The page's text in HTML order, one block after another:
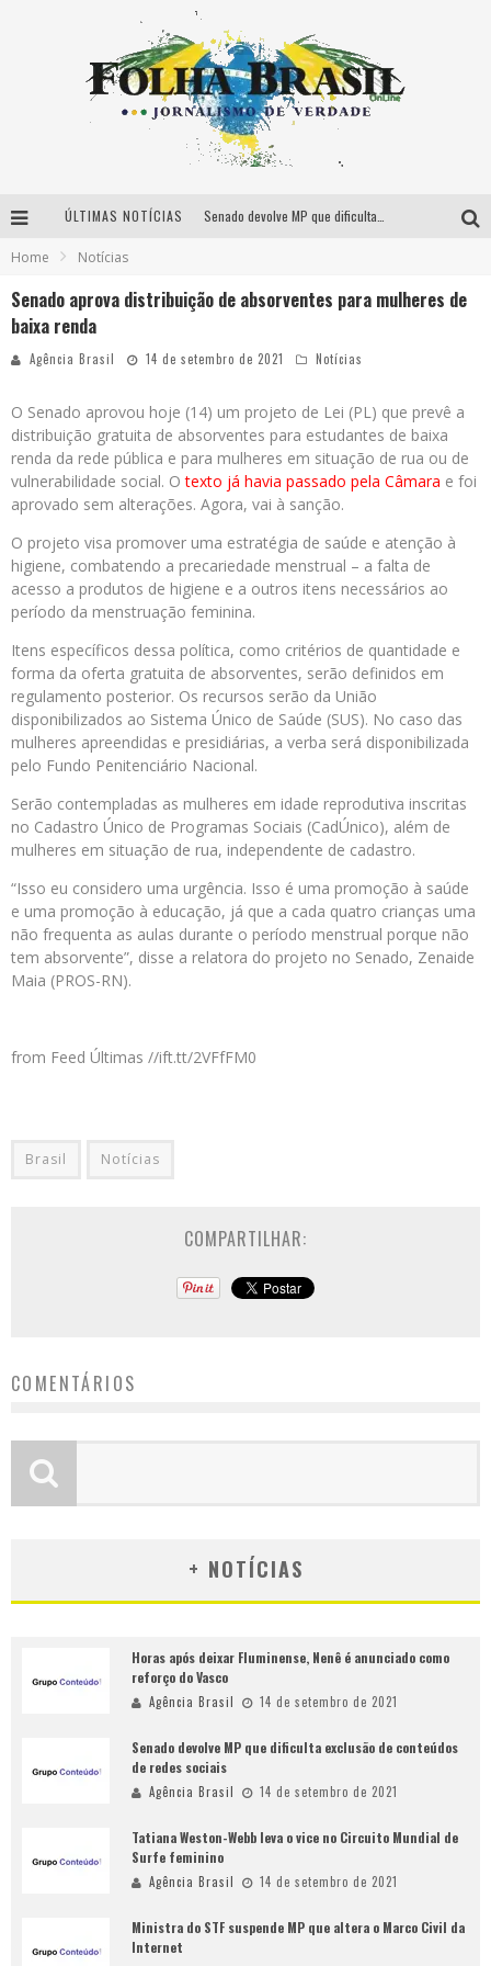
ÚLTIMAS NOTÍCIAS
Ministra do STF suspende MP que altera o Marco Civil da Internet
Home Notícias
Senado aprova distribuição de absorventes para mulheres de
baixa renda
Agência Brasil 14 de setembro de 2021 Notícias
O Senado aprovou hoje (14) um projeto de Lei (PL) que prevê a
distribuição gratuita de absorventes para estudantes de baixa
renda da rede pública e para mulheres em situação de rua ou de
vulnerabilidade social. Otexto já havia passado pela Câmara e foi
aprovado sem alterações. Agora, vai à sanção.
O projeto visa promover uma estratégia de saúde e atenção à
higiene, combatendo a precariedade menstrual – a falta de
acesso a produtos de higiene e a outros itens necessários ao
período da menstruação feminina.
Itens específicos dessa política, como critérios de quantidade e
forma da oferta gratuita de absorventes, serão definidos em
regulamento posterior. Os recursos serão da União
disponibilizados ao Sistema Único de Saúde (SUS). No caso das
mulheres apreendidas e presidiárias, a verba será disponibilizada
pelo Fundo Penitenciário Nacional.
Serão contempladas as mulheres em idade reprodutiva inscritas
no Cadastro Único de Programas Sociais (CadÚnico), além de
mulheres em situação de rua, independente de cadastro.
“Isso eu considero uma urgência. Isso é uma promoção à saúde
e uma promoção à educação, já que a cada quatro crianças uma
não frequenta as aulas durante o período menstrual porque não
tem absorvente”, disse a relatora do projeto no Senado, Zenaide
Maia (PROS-RN).
from Feed Últimas //ift.tt/2VFfFM0
Brasil Notícias
COMPARTILHAR:
COMENTÁRIOS
+ NOTÍCIAS
Horas após deixar Fluminense, Nenê é anunciado como
reforço do Vasco
Agência Brasil 14 de setembro de 2021
Senado devolve MP que dificulta exclusão de conteúdos
de redes sociais
Agência Brasil 14 de setembro de 2021
Tatiana Weston-Webb leva o vice no Circuito Mundial de
Surfe feminino
Agência Brasil 14 de setembro de 2021
Ministra do STF suspende MP que altera o Marco Civil da
Internet